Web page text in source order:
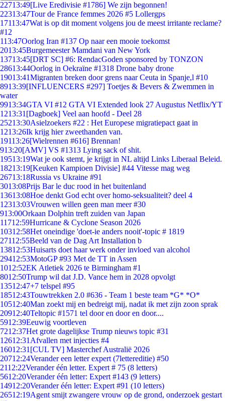
22713:49[Live Eredivisie #1786] We zijn begonnen!
22313:47Tour de France femmes 2026 #5 Lollergps
17113:47Wat is op dit moment volgens jou de meest irritante reclame?
#12
113:47Oorlog Iran #137 Op naar een mooie toekomst
2013:45Burgemeester Mamdani van New York
13713:45[DRT SC] #6: RendacGoden sponsored by TONZON
28613:44Oorlog in Oekraïne #1318 Drone baby drone
19013:41Migranten breken door grens naar Ceuta in Spanje,l #10
8913:39[INFLUENCERS #297] Toetjes & Bevers & Zwemmen in
water
9913:34GTA VI #12 GTA VI Extended look 27 Augustus Netflix/YT
1213:31 [Dagboek] Veel aan hoofd - Deel 28
25213:30Asielzoekers #22 : Het Europese migratiepact gaat in
1213:26Ik krijg hier zweethanden van.
19113:26[Wielrennen #616] Brennan!
913:20[AMV] VS #1313 Lying sack of shit.
19513:19Wat je ook stemt, je krijgt in NL altijd Links Liberaal Beleid.
18213:19[Keuken Kampioen Divisie] #44 Vitesse mag weg
26713:18Russia vs Ukraine #91
3013:08Prijs Bar le duc rood in het buitenland
13613:08Hoe denkt God echt over homo-seksualiteit? deel 4
12313:03Vrouwen willen geen man meer #30
913:00Orkaan Dolphin treft zuiden van Japan
11712:59Hurricane & Cyclone Season 2026
10312:58Het oneindige 'doet-ie anders nooit'-topic # 1819
27112:55Beeld van de Dag Art Installation b
13812:53Huisarts doet haar werk onder invloed van alcohol
29412:53MotoGP #93 Met de TT in Assen
1012:52EK Atletiek 2026 te Birmingham #1
8012:50Trump wil dat J.D. Vance hem in 2028 opvolgt
13512:47+7 telspel #95
18512:43Touwtrekken 2.0 #636 - Team 1 beste team *G* *O*
10512:40Man zoekt mij en bedreigt mij, nadat ik met zijn zoon sprak
20912:40Teltopic #1571 tel door en door en door....
5912:39Eeuwig voortleven
7212:37Het grote dagelijkse Trump nieuws topic #31
12612:31 Afvallen met injecties #4
16012:31 [CUL TV] Masterchef Australië 2026
20712:24Verander een letter expert (7lettereditie) #50
2112:22Verander één letter. Expert # 75 (8 letters)
5612:20Verander één letter: Expert #143 (9 letters)
14912:20Verander één letter: Expert #91 (10 letters)
26512:19Agent smijt zwangere vrouw op de grond, onderzoek gestart